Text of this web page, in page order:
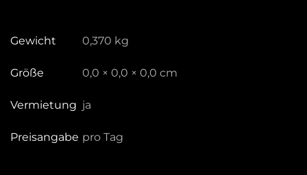
Gewicht 0,370 kg
Größe 0,0 × 0,0 × 0,0 cm
Vermietung ja
Preisangabe pro Tag